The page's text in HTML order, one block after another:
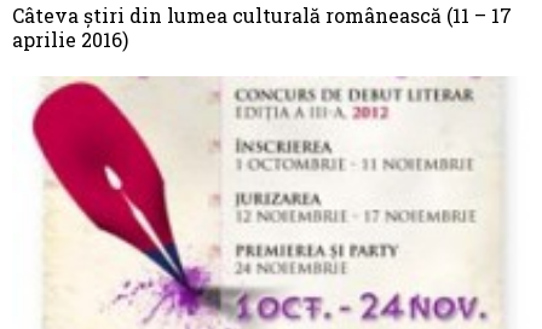
Câteva știri din lumea culturală românească (11 – 17
aprilie 2016)